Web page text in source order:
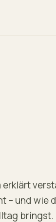
erklärt
– und wie
bringst.